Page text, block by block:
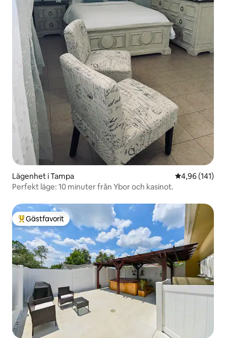
Lägenhet i Tampa 4,96 av 5 i
4,96 (141)
Perfekt läge: 10 minuter från Ybor och kasinot.
Populär gästfavorit
Gästfavorit